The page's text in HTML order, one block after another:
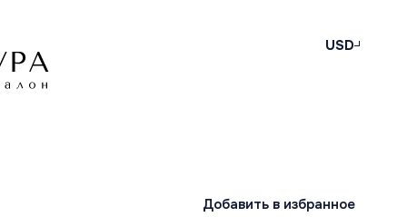
USD
Добавить в избранное